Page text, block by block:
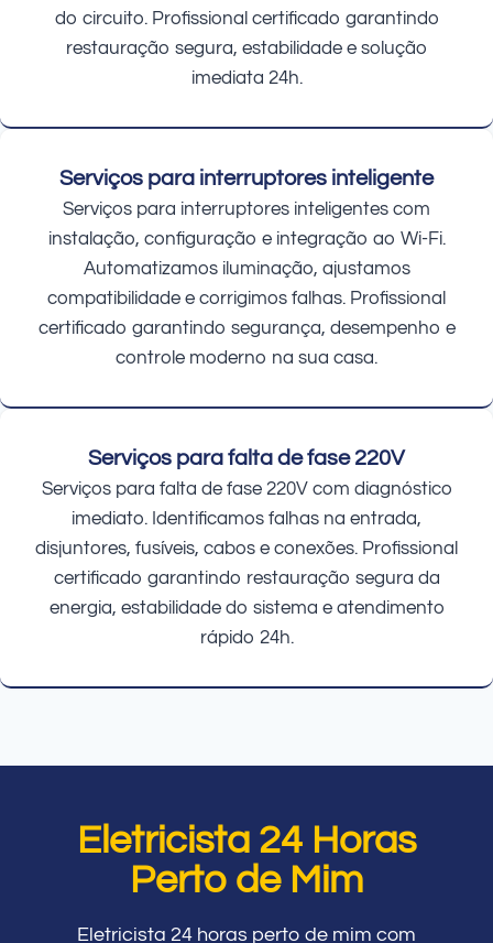
do circuito. Profissional certificado garantindo
restauração segura, estabilidade e solução
imediata 24h.
Serviços para interruptores inteligente
Serviços para interruptores inteligentes com
instalação, configuração e integração ao Wi-Fi.
Automatizamos iluminação, ajustamos
compatibilidade e corrigimos falhas. Profissional
certificado garantindo segurança, desempenho e
controle moderno na sua casa.
Serviços para falta de fase 220V
Serviços para falta de fase 220V com diagnóstico
imediato. Identificamos falhas na entrada,
disjuntores, fusíveis, cabos e conexões. Profissional
certificado garantindo restauração segura da
energia, estabilidade do sistema e atendimento
rápido 24h.
Eletricista 24 Horas
Perto de Mim
Eletricista 24 horas perto de mim com